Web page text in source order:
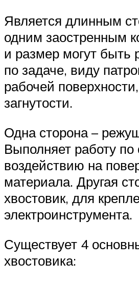
Является длинным
одним заостренным
и размер могут быть
по задаче, виду
рабочей
загнутости.
Одна сторона –
Выполняет работу
воздействию на
материала. Другая
хвостовик, для
электроинструмента.
Существует 4
хвостовика: